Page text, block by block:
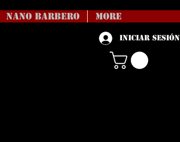
NANO BARBERO More
Iniciar sesión